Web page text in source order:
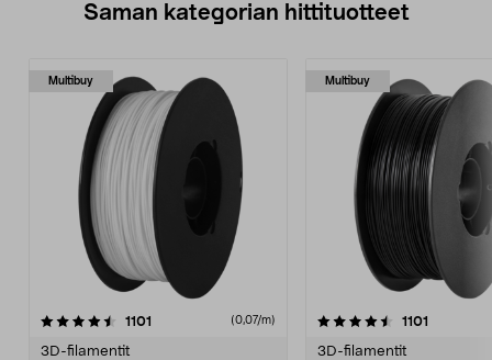
Saman kategorian hittituotteet
Multibuy
1101 (0,07/m)
3D-filamentit
Multibuy
4.5 viidestä
1101
3D-filamentit
4.0 viidestä